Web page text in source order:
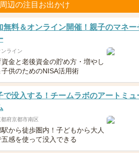
辺の注目お出かけ
無料＆オンライン開催！親子のマネー
ンライン
金と老後資金の貯め方・増やし
供のためのNISA活用術
で没入する！チームラボのアートミュ
都府京都市南区
から徒歩圏内！子どもから大人
五感を使って没入できる